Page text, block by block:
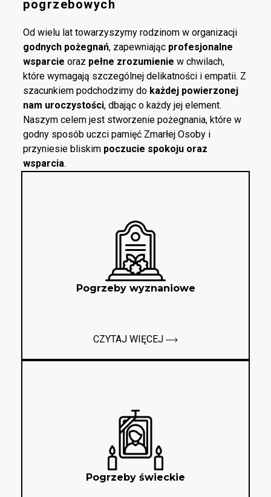
pogrzebowych
Od wielu lat towarzyszymy rodzinom w organizacji
godnych pożegnań, zapewniając profesjonalne
wsparcie oraz pełne zrozumienie w chwilach,
które wymagają szczególnej delikatności i empatii. Z
szacunkiem podchodzimy do każdej powierzonej
nam uroczystości, dbając o każdy jej element.
Naszym celem jest stworzenie pożegnania, które w
godny sposób uczci pamięć Zmarłej Osoby i
przyniesie bliskim poczucie spokoju oraz
wsparcia.
Pogrzeby wyznaniowe
CZYTAJ WIĘCEJ
Pogrzeby świeckie